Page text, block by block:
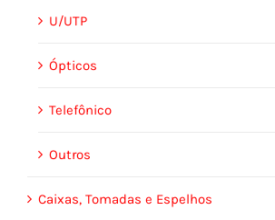
U/UTP
Ópticos
Telefônico
Outros
Caixas, Tomadas e Espelhos